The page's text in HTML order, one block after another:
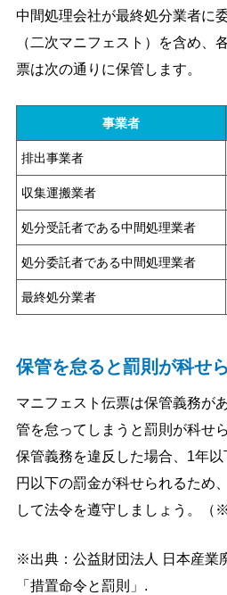
中間処理会社が最終処分業者に
（二次マニフェスト）を含め、
票は次の通りに保管します。
事業者
排出事業者
収集運搬業者
処分受託者である中間処理業者
処分委託者である中間処理業者
最終処分業者
保管を怠ると罰則が科せ
マニフェスト伝票は保管義務が
管を怠ってしまうと罰則が科せ
保管義務を違反した場合、1年
円以下の罰金が科せられるため
して法令を遵守しましょう。（※
※出典：公益財団法人 日本産業
「措置命令と罰則」.